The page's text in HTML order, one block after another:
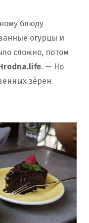
блюду
огурцы и
сложно, потом
. — Но
зёрен